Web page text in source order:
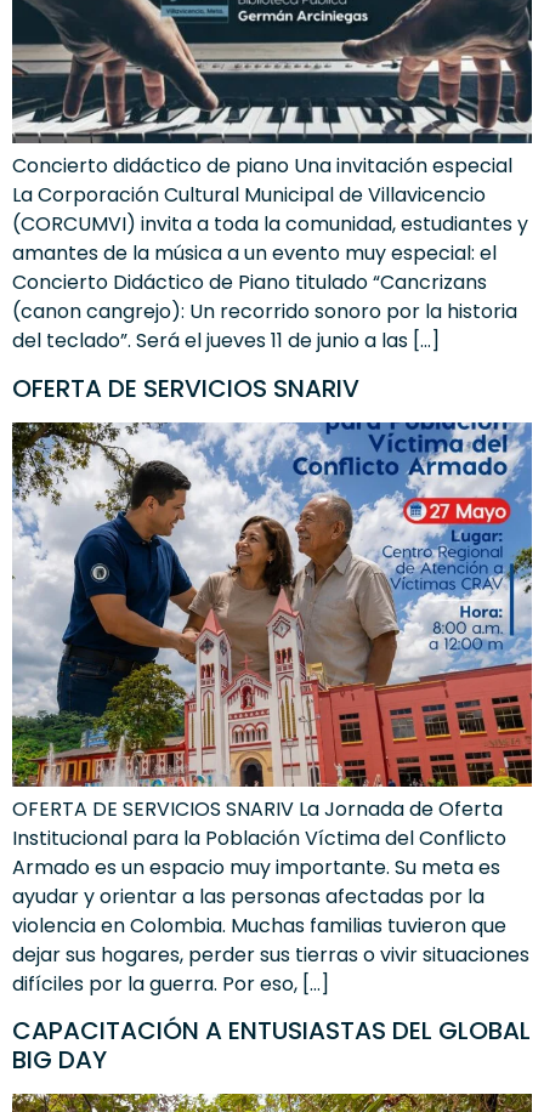
Concierto didáctico de piano Una invitación especial
La Corporación Cultural Municipal de Villavicencio
(CORCUMVI) invita a toda la comunidad, estudiantes y
amantes de la música a un evento muy especial: el
Concierto Didáctico de Piano titulado “Cancrizans
(canon cangrejo): Un recorrido sonoro por la historia
del teclado”. Será el jueves 11 de junio a las […]
OFERTA DE SERVICIOS SNARIV
OFERTA DE SERVICIOS SNARIV La Jornada de Oferta
Institucional para la Población Víctima del Conflicto
Armado es un espacio muy importante. Su meta es
ayudar y orientar a las personas afectadas por la
violencia en Colombia. Muchas familias tuvieron que
dejar sus hogares, perder sus tierras o vivir situaciones
difíciles por la guerra. Por eso, […]
CAPACITACIÓN A ENTUSIASTAS DEL GLOBAL
BIG DAY